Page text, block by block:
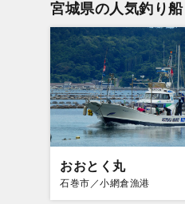
宮城県の人気釣り船
おおとく丸
石巻市／小網倉漁港